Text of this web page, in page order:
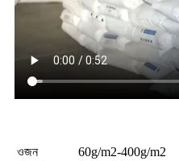
ওজন
60g/m2-400g/m2